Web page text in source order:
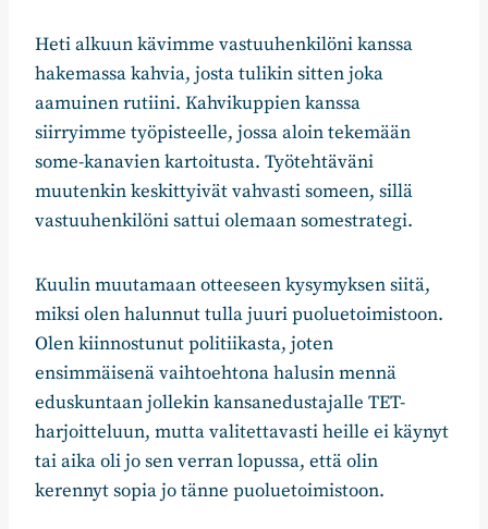
Heti alkuun kävimme vastuuhenkilöni kanssa
hakemassa kahvia, josta tulikin sitten joka
aamuinen rutiini. Kahvikuppien kanssa
siirryimme työpisteelle, jossa aloin tekemään
some-kanavien kartoitusta. Työtehtäväni
muutenkin keskittyivät vahvasti someen, sillä
vastuuhenkilöni sattui olemaan somestrategi.
Kuulin muutamaan otteeseen kysymyksen siitä,
miksi olen halunnut tulla juuri puoluetoimistoon.
Olen kiinnostunut politiikasta, joten
ensimmäisenä vaihtoehtona halusin mennä
eduskuntaan jollekin kansanedustajalle TET-
harjoitteluun, mutta valitettavasti heille ei käynyt
tai aika oli jo sen verran lopussa, että olin
kerennyt sopia jo tänne puoluetoimistoon.